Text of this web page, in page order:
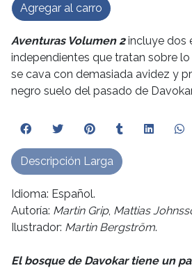
Agregar al carro
Aventuras Volumen 2incluye dos
independientes que tratan sobre
se cava con demasiada avidez y
negro suelo del pasado de
Idioma: Español.
Autoría: Martin Grip, Mattias
Ilustrador: Martin Bergström.
El bosque de Davokar tiene un
Descripción Larga